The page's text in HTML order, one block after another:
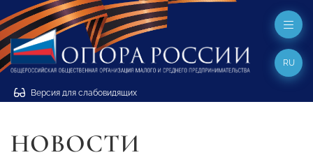
Версия для слабовидящих
RU
НОВОСТИ